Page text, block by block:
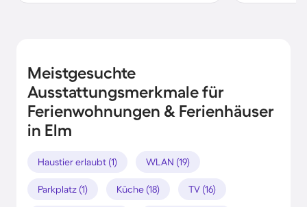
Meistgesuchte
Ausstattungsmerkmale für
Ferienwohnungen & Ferienhäuser
in Elm
Haustier erlaubt (1) WLAN (19)
Parkplatz (1) Küche (18) TV (16)